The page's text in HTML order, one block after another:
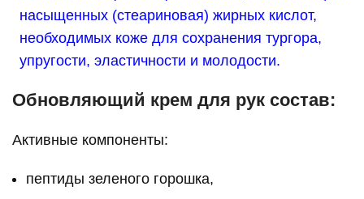
Обновляющий крем для рук состав:
Активные компоненты:
пептиды зеленого горошка,